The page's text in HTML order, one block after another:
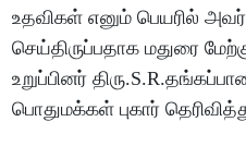
உதவிகள் எனும் பெயரில்
செய்திருப்பதாக மதுரை
உறுப்பினர்
பொதுமக்கள் புகார்